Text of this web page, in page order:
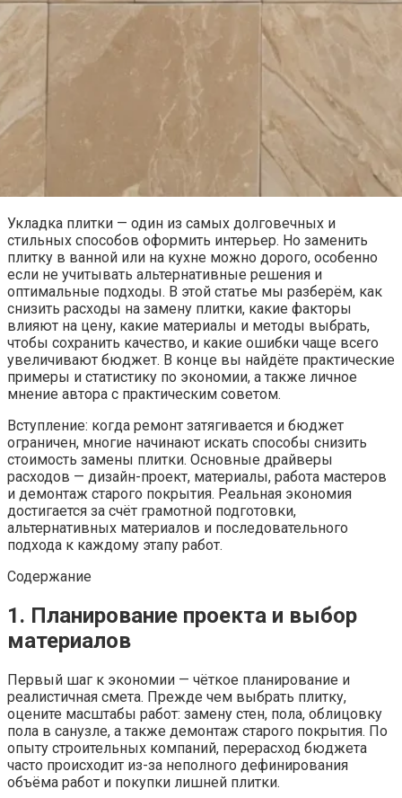
Укладка плитки — один из самых долговечных и
стильных способов оформить интерьер. Но заменить
плитку в ванной или на кухне можно дорого, особенно
если не учитывать альтернативные решения и
оптимальные подходы. В этой статье мы разберём, как
снизить расходы на замену плитки, какие факторы
влияют на цену, какие материалы и методы выбрать,
чтобы сохранить качество, и какие ошибки чаще всего
увеличивают бюджет. В конце вы найдёте практические
примеры и статистику по экономии, а также личное
мнение автора с практическим советом.
Вступление: когда ремонт затягивается и бюджет
ограничен, многие начинают искать способы снизить
стоимость замены плитки. Основные драйверы
расходов — дизайн-проект, материалы, работа мастеров
и демонтаж старого покрытия. Реальная экономия
достигается за счёт грамотной подготовки,
альтернативных материалов и последовательного
подхода к каждому этапу работ.
Содержание
1. Планирование проекта и выбор
материалов
Первый шаг к экономии — чёткое планирование и
реалистичная смета. Прежде чем выбрать плитку,
оцените масштабы работ: замену стен, пола, облицовку
пола в санузле, а также демонтаж старого покрытия. По
опыту строительных компаний, перерасход бюджета
часто происходит из-за неполного дефинирования
объёма работ и покупки лишней плитки.